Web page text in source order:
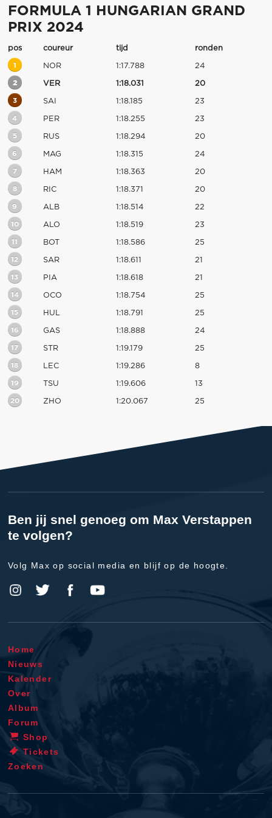
FORMULA 1 HUNGARIAN GRAND
PRIX 2024
pos coureur tijd ronden
1 NOR 1:17.788 24
2 VER 1:18.031 20
3 SAI 1:18.185 23
4 PER 1:18.255 23
5 RUS 1:18.294 20
6 MAG 1:18.315 24
7 HAM 1:18.363 20
8 RIC 1:18.371 20
9 ALB 1:18.514 22
10 ALO 1:18.519 23
11 BOT 1:18.586 25
12 SAR 1:18.611 21
13 PIA 1:18.618 21
14 OCO 1:18.754 25
15 HUL 1:18.791 25
16 GAS 1:18.888 24
17 STR 1:19.179 25
18 LEC 1:19.286 8
19 TSU 1:19.606 13
20 ZHO 1:20.067 25
Ben jij snel genoeg om Max Verstappen
te volgen?
Volg Max op social media en blijf op de hoogte.
Home
Nieuws
Kalender
Over
Album
Forum
Shop
Tickets
Zoeken